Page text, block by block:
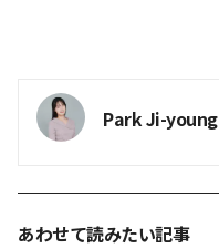
Park Ji-young
あわせて読みたい記事